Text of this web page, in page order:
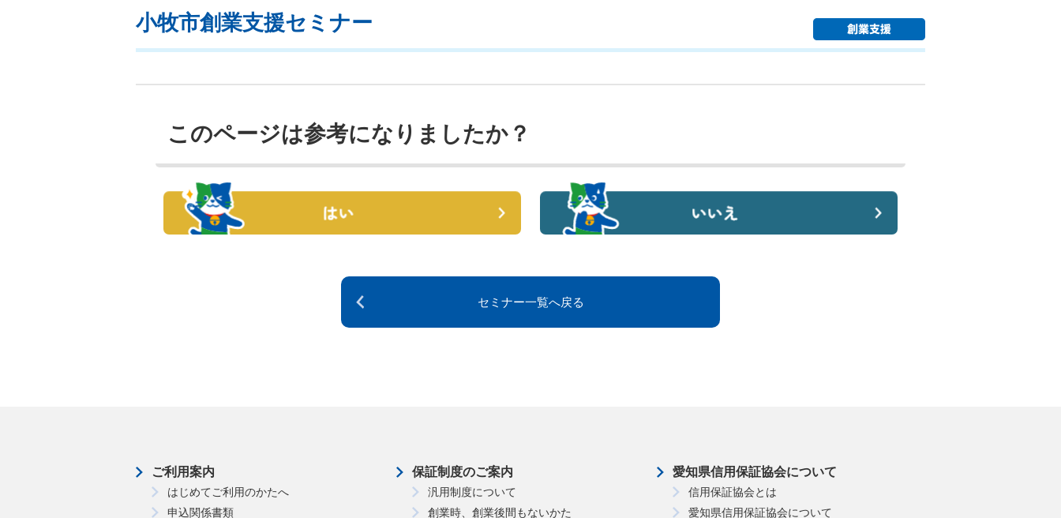
小牧市創業支援セミナー
このページは参考になりましたか？
セミナー一覧へ戻る
ご利用案内
はじめてご利用のかたへ
申込関係書類
保証制度のご案内
汎用制度について
創業時、創業後間もないかた
愛知県信用保証協会について
信用保証協会とは
愛知県信用保証協会について